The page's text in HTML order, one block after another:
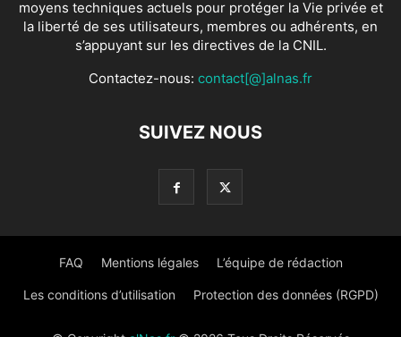
moyens techniques actuels pour protéger la Vie privée et
la liberté de ses utilisateurs, membres ou adhérents, en
s’appuyant sur les directives de la CNIL.
Contactez-nous: contact[@]alnas.fr
SUIVEZ NOUS
FAQ Mentions légales L’équipe de rédaction
Les conditions d’utilisation Protection des données (RGPD)